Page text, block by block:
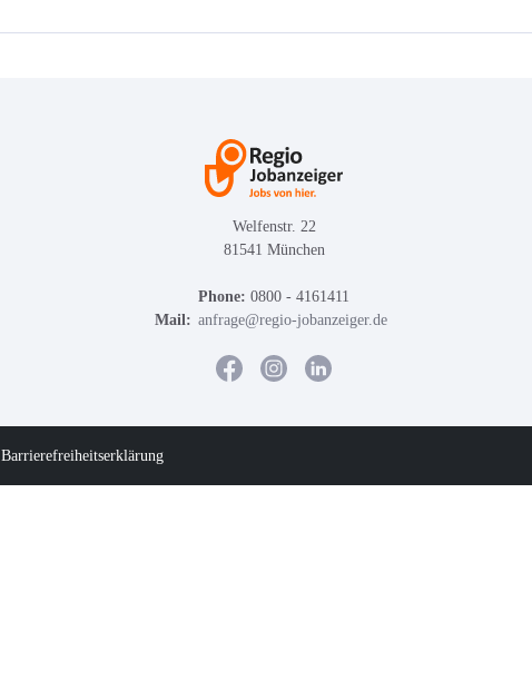
Welfenstr. 22
81541 München
Phone: 0800 - 4161411
Mail: anfrage@regio-jobanzeiger.de
Barrierefreiheitserklärung